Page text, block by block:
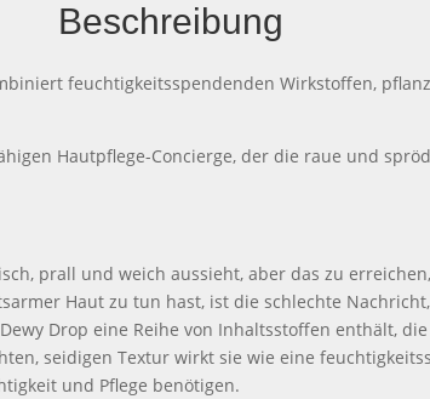
Beschreibung
feuchtigkeitsspendenden Wirkstoffen,
Hautpflege-Concierge, der die raue und
prall und weich aussieht, aber das zu
Haut zu tun hast, ist die schlechte
Drop eine Reihe von Inhaltsstoffen enthält,
seidigen Textur wirkt sie wie eine
und Pflege benötigen.